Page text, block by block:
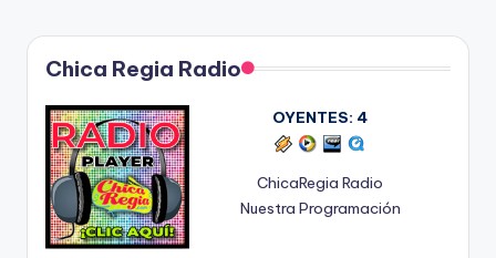
Chica Regia Radio
OYENTES: 4
ChicaRegia Radio
Nuestra Programación